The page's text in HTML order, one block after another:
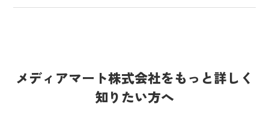
メディアマート株式会社をもっと詳しく
知りたい方へ